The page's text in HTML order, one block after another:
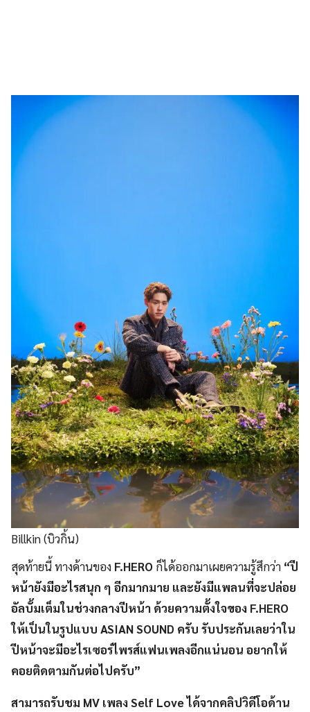
Billkin (บิวกิ้น)
สุดท้ายนี้ ทางด้านของ F.HERO ก็ได้ออกมาเผยความรู้สึกว่า “ปี
หน้ายังมีอะไรสนุก ๆ อีกมากมาย และยังมีแพลนที่จะปล่อย
อัลบั้มเต็มในช่วงกลางปีหน้า ด้วยความตั้งใจของ F.HERO
ให้เป็นในรูปแบบ ASIAN SOUND ครับ รับประกันเลยว่าใน
ปีหน้าจะมีอะไรเซอร์ไพรส์แฟนเพลงอีกแน่นอน อยากให้
คอยติดตามกันต่อไปครับ”
สามารถรับชม MV เพลง Self Love ได้จากคลิปวิดีโอด้าน